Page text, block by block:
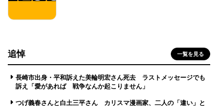
追悼 一覧を見る
長崎市出身・平和訴えた美輪明宏さん死去 ラストメッセージでも
訴え「愛があれば 戦争なんか起こりません」
つげ義春さんと白土三平さん カリスマ漫画家、二人の「違い」と